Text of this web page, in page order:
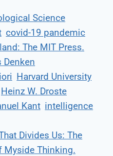
Science
covid-19 pandemic
The MIT Press.
Denken
Harvard University
Heinz W. Droste
Kant intelligence
Divides Us: The
Myside Thinking.